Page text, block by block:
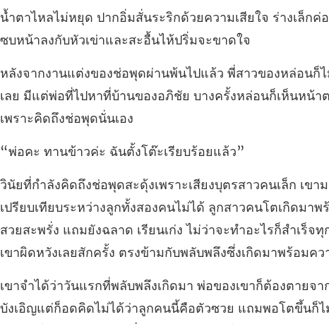
ยใจ ร่างเล็กค่
เลย มีแต่พ่อที่ไปหาที่บ้านของอภิชัย บางครั้งหล่
ค่ะ ฉันตั้งโต๊
งสองคนไม่ได้ ลูกสาวคนโตเกิดมา
สวยสะพรั่ง แถมยังฉลาด เรียนเก่ง ไม่ว่าจะทำอะไรก
คือตัวซวย แถมพอโตขึ้นก็ไ